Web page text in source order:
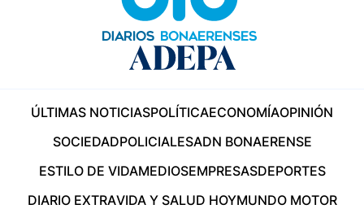
ÚLTIMAS NOTICIASPOLÍTICAECONOMÍAOPINIÓN
SOCIEDADPOLICIALESADN BONAERENSE
ESTILO DE VIDAMEDIOSEMPRESASDEPORTES
DIARIO EXTRAVIDA Y SALUD HOYMUNDO MOTOR